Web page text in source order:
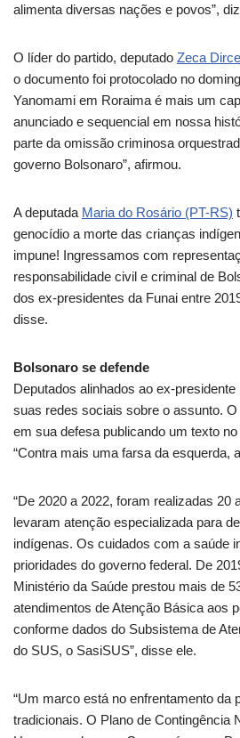
alimenta diversas nações e povos”,
O líder do partido, deputado Zeca
o documento foi protocolado no
Yanomami em Roraima é mais um
anunciado e sequencial em nossa
parte da omissão criminosa
governo Bolsonaro”, afirmou.
A deputada Maria do Rosário (PT-RS)
genocídio a morte das crianças
impune! Ingressamos com
responsabilidade civil e criminal de
dos ex-presidentes da Funai entre
disse.
Bolsonaro se defende
Deputados alinhados ao ex-
suas redes sociais sobre o assunto.
em sua defesa publicando um texto
“Contra mais uma farsa da esquerda,
“De 2020 a 2022, foram realizadas 20
levaram atenção especializada para
indígenas. Os cuidados com a saúde
prioridades do governo federal. De
Ministério da Saúde prestou mais de
atendimentos de Atenção Básica aos
conforme dados do Subsistema de
do SUS, o SasiSUS”, disse ele.
“Um marco está no enfrentamento da
tradicionais. O Plano de Contingência